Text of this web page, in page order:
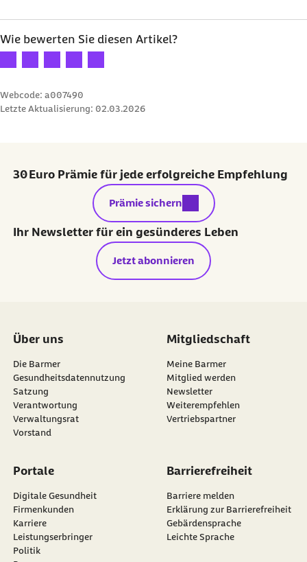
Wie bewerten Sie diesen Artikel?
Ihre Bewertung: 1 Stern
Ihre Bewertung: 2 Sterne
Ihre Bewertung: 3 Sterne
Ihre Bewertung: 4 Sterne
Ihre Bewertung: 5 Sterne
Webcode: a007490
Letzte Aktualisierung: 02.03.2026
30 Euro Prämie für jede erfolgreiche Empfehlung
externer Link:
Prämie sichern
Ihr Newsletter für ein gesünderes Leben
Jetzt abonnieren
Über uns
Die Barmer
Gesundheitsdatennutzung
Satzung
Verantwortung
Verwaltungsrat
Vorstand
Mitgliedschaft
Meine Barmer
Mitglied werden
Newsletter
externer Link:
Weiterempfehlen
Vertriebspartner
Portale
Digitale Gesundheit
Firmenkunden
Karriere
Leistungserbringer
Politik
Barrierefreiheit
Barriere melden
Erklärung zur Barrierefreiheit
Gebärdensprache
Leichte Sprache